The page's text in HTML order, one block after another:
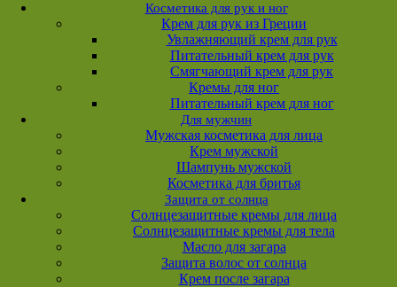
Косметика для рук и ног
Крем для рук из Греции
Увлажняющий крем для рук
Питательный крем для рук
Смягчающий крем для рук
Кремы для ног
Питательный крем для ног
Для мужчин
Мужская косметика для лица
Крем мужской
Шампунь мужской
Косметика для бритья
Защита от солнца
Солнцезащитные кремы для лица
Солнцезащитные кремы для тела
Масло для загара
Защита волос от солнца
Крем после загара